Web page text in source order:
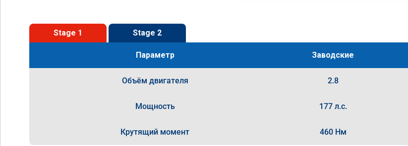
Stage 1 Stage 2
Параметр Заводские
Объём двигателя 2.8
Мощность 177 л.с.
Крутящий момент 460 Нм